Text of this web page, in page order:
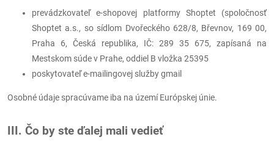
prevádzkovateľ e-shopovej platformy Shoptet (spoločnosť
Shoptet a.s., so sídlom Dvořeckého 628/8, Břevnov, 169 00,
Praha 6, Česká republika, IČ: 289 35 675, zapísaná na
Mestskom súde v Prahe, oddiel B vložka 25395
poskytovateľ e-mailingovej služby gmail
Osobné údaje spracúvame iba na území Európskej únie.
III. Čo by ste ďalej mali vedieť